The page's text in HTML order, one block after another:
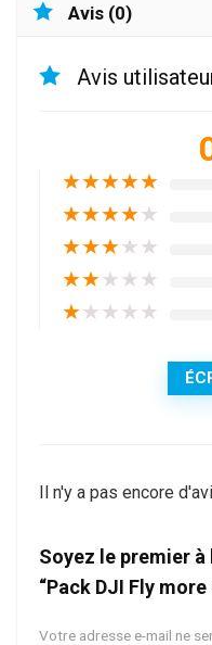
Avis (0)
Avis
★★★★★
★★★★★
★★★★★
★★★★★
★★★★★
Il n'y a pas encore
Soyez le premier
“Pack DJI Fly
Votre adresse e-mail ne